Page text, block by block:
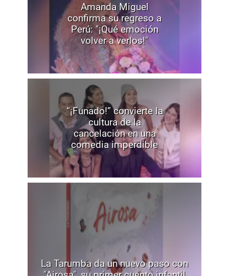
Amanda Miguel
confirma su regreso a
Perú: "¡Qué emoción
volver a verlos!"
“¡Funado!” convierte la
cultura de la
cancelación en una
comedia imperdible
La Tarumba da un nuevo paso con